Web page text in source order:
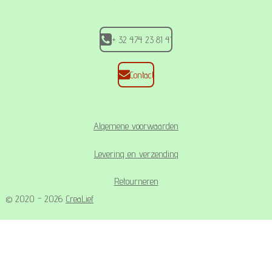
+ 32 474 23 81 41
Contact
Algemene voorwaarden
Levering en verzending
Retourneren
© 2020 - 2026 CreaLief